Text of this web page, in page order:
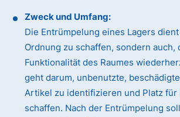
Zweck und Umfang:
Die Entrümpelung eines Lagers
Ordnung zu schaffen, sondern auch,
Funktionalität des Raumes
geht darum, unbenutzte,
Artikel zu identifizieren und Platz für
schaffen. Nach der Entrümpelung